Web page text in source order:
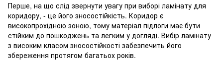
Перше, на що слід звернути увагу при виборі ламінату для
коридору, - це його зносостійкість. Коридор є
високопрохідною зоною, тому матеріал підлоги має бути
стійким до пошкоджень та легким у догляді. Вибір ламінату
з високим класом зносостійкості забезпечить його
збереження протягом багатьох років.